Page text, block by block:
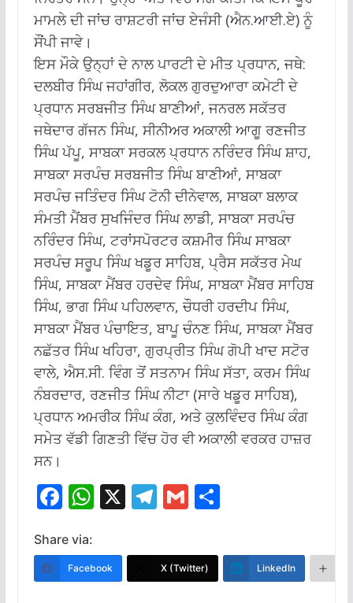
ਮਾਮਲੇ ਦੀ ਜਾਂਚ ਰਾਸ਼ਟਰੀ ਜਾਂਚ ਏਜੰਸੀ (ਐਨ.ਆਈ.ਏ) ਨੂੰ
ਸੌਂਪੀ ਜਾਵੇ।
ਇਸ ਮੌਕੇ ਉਨ੍ਹਾਂ ਦੇ ਨਾਲ ਪਾਰਟੀ ਦੇ ਮੀਤ ਪ੍ਰਧਾਨ, ਜਥੇ:
ਦਲਬੀਰ ਸਿੰਘ ਜਹਾਂਗੀਰ, ਲੋਕਲ ਗੁਰਦੁਆਰਾ ਕਮੇਟੀ ਦੇ
ਪ੍ਰਧਾਨ ਸਰਬਜੀਤ ਸਿੰਘ ਬਾਣੀਆਂ, ਜਨਰਲ ਸਕੱਤਰ
ਜਥੇਦਾਰ ਗੱਜਨ ਸਿੰਘ, ਸੀਨੀਅਰ ਅਕਾਲੀ ਆਗੂ ਰਣਜੀਤ
ਸਿੰਘ ਪੱਪੂ, ਸਾਬਕਾ ਸਰਕਲ ਪ੍ਰਧਾਨ ਨਰਿੰਦਰ ਸਿੰਘ ਸ਼ਾਹ,
ਸਾਬਕਾ ਸਰਪੰਚ ਸਰਬਜੀਤ ਸਿੰਘ ਬਾਣੀਆਂ, ਸਾਬਕਾ
ਸਰਪੰਚ ਜਤਿੰਦਰ ਸਿੰਘ ਟੋਨੀ ਦੀਨੇਵਾਲ, ਸਾਬਕਾ ਬਲਾਕ
ਸੰਮਤੀ ਮੈਂਬਰ ਸੁਖਜਿੰਦਰ ਸਿੰਘ ਲਾਡੀ, ਸਾਬਕਾ ਸਰਪੰਚ
ਨਰਿੰਦਰ ਸਿੰਘ, ਟਰਾਂਸਪੋਰਟਰ ਕਸ਼ਮੀਰ ਸਿੰਘ ਸਾਬਕਾ
ਸਰਪੰਚ ਸਰੂਪ ਸਿੰਘ ਖਡੂਰ ਸਾਹਿਬ, ਪ੍ਰੈਸ ਸਕੱਤਰ ਮੇਘ
ਸਿੰਘ, ਸਾਬਕਾ ਮੈਂਬਰ ਹਰਦੇਵ ਸਿੰਘ, ਸਾਬਕਾ ਮੈਂਬਰ ਸਾਹਿਬ
ਸਿੰਘ, ਭਾਗ ਸਿੰਘ ਪਹਿਲਵਾਨ, ਚੌਧਰੀ ਹਰਦੀਪ ਸਿੰਘ,
ਸਾਬਕਾ ਮੈਂਬਰ ਪੰਚਾਇਤ, ਬਾਪੂ ਚੰਨਣ ਸਿੰਘ, ਸਾਬਕਾ ਮੈਂਬਰ
ਨਛੱਤਰ ਸਿੰਘ ਖਹਿਰਾ, ਗੁਰਪ੍ਰੀਤ ਸਿੰਘ ਗੋਪੀ ਖਾਦ ਸਟੋਰ
ਵਾਲੇ, ਐਸ.ਸੀ. ਵਿੰਗ ਤੋਂ ਸਤਨਾਮ ਸਿੰਘ ਸੱਤਾ, ਕਰਮ ਸਿੰਘ
ਨੰਬਰਦਾਰ, ਰਣਜੀਤ ਸਿੰਘ ਨੀਟਾ (ਸਾਰੇ ਖਡੂਰ ਸਾਹਿਬ),
ਪ੍ਰਧਾਨ ਅਮਰੀਕ ਸਿੰਘ ਕੰਗ, ਅਤੇ ਕੁਲਵਿੰਦਰ ਸਿੰਘ ਕੰਗ
ਸਮੇਤ ਵੱਡੀ ਗਿਣਤੀ ਵਿੱਚ ਹੋਰ ਵੀ ਅਕਾਲੀ ਵਰਕਰ ਹਾਜ਼ਰ
ਸਨ।
F
e
b
W
at
s
X T
e
gr
G
ai
l
S
ar
e
Share via:
Facebook X (Twitter) LinkedIn